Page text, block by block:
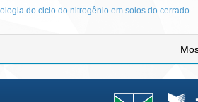
do ciclo do nitrogênio em solos do cerrado